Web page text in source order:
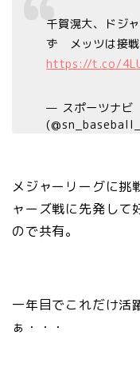
千賀滉大、ドジ
ず メッツは接
https://t.co/
— スポーツナビ
メジャーリーグに挑
ャーズ戦に先発して
ので共有。
一年目でこれだけ活
ぁ・・・